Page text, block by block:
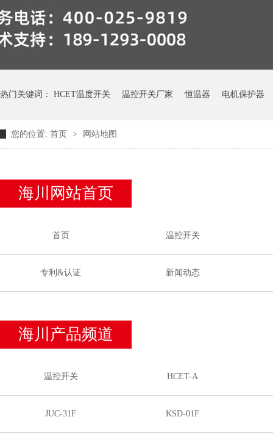
热门关键词： HCET温度开关 温控开关厂家 恒温器 电机保护器
您的位置: 首页 > 网站地图
海川网站首页
首页 温控开关
专利&认证 新闻动态
海川产品频道
温控开关 HCET-A
JUC-31F KSD-01F